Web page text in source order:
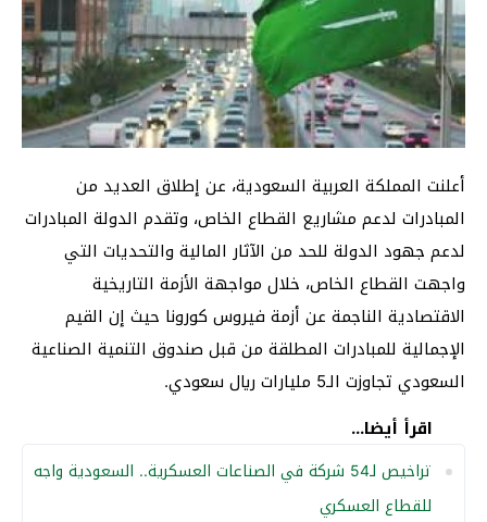
أعلنت المملكة العربية السعودية، عن إطلاق العديد من
المبادرات لدعم مشاريع القطاع الخاص، وتقدم الدولة المبادرات
لدعم جهود الدولة للحد من الآثار المالية والتحديات التي
واجهت القطاع الخاص، خلال مواجهة الأزمة التاريخية
الاقتصادية الناجمة عن أزمة فيروس كورونا حيث إن القيم
الإجمالية للمبادرات المطلقة من قبل صندوق التنمية الصناعية
السعودي تجاوزت الـ5 مليارات ريال سعودي.
اقرأ أيضا...
تراخيص لـ54 شركة في الصناعات العسكرية.. السعودية واجه
للقطاع العسكري